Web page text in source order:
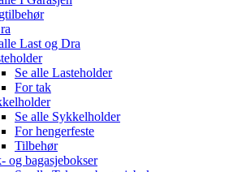
Last og Dra
Se alle Lasteholder
For tak
Se alle Sykkelholder
For hengerfeste
Tilbehør
og bagasjebokser